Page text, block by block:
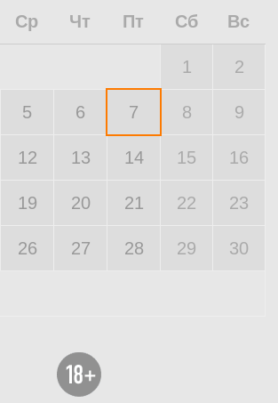
Ср Чт Пт Сб Вс
1 2
5 6 7 8 9
12 13 14 15 16
19 20 21 22 23
26 27 28 29 30